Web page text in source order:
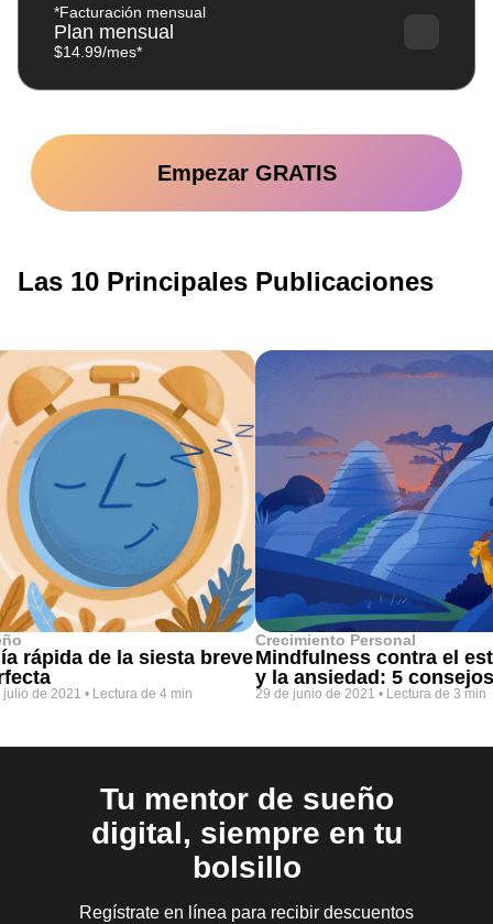
*Facturación mensual
Plan mensual
$14.99/mes*
Empezar GRATIS
Las 10 Principales Publicaciones
rápida de la siesta breve
julio de 2021 • Lectura de 4 min
Crecimiento Personal
Mindfulness contra el
y la ansiedad: 5 consejos
29 de junio de 2021 • Lectura de 3 min
Tu mentor de sueño
digital, siempre en tu
bolsillo
Regístrate en línea para recibir descuentos